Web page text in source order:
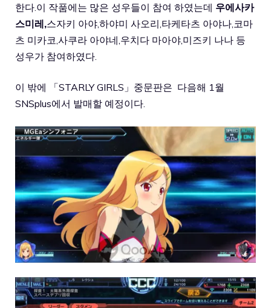
한다.이 작품에는 많은 성우들이 참여 하였는데 우에사카
스미레,스자키 아야,하야미 사오리,타케타츠 아야나,코마
츠 미카코,사쿠라 아야네,우치다 마아야,미즈키 나나 등
성우가 참여하였다.
이 밖에 「STARLY GIRLS」중문판은 다음해 1월
SNSplus에서 발매할 예정이다.